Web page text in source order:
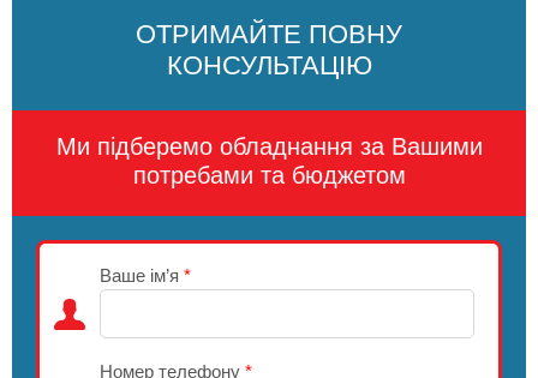
ОТРИМАЙТЕ ПОВНУ
КОНСУЛЬТАЦІЮ
Ми підберемо обладнання за Вашими
потребами та бюджетом
Ваше ім’я *
Номер телефону *